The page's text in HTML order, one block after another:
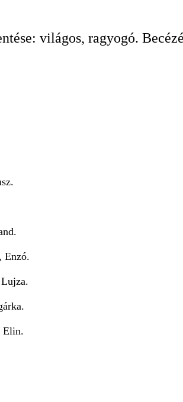
világos, ragyogó.
Enzó.
Elin.